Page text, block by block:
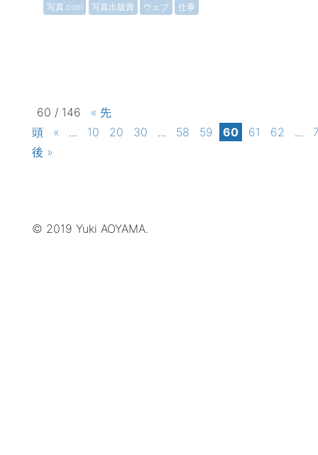
写真.com 写真出版賞 ウェブ 仕事
60 / 146
« 先
頭
« 10 20 30 58 59 60 61 62
後 »
© 2019 Yuki AOYAMA.